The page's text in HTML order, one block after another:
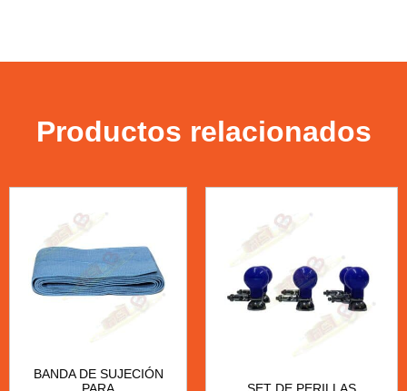
Productos relacionados
BANDA DE SUJECIÓN